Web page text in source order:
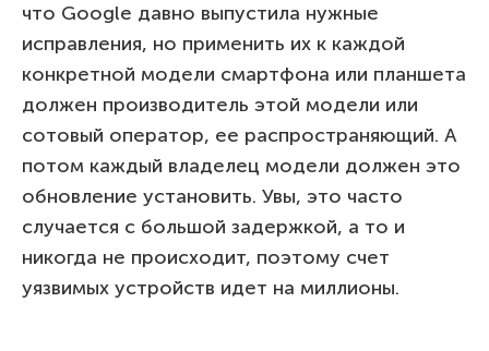
что Google давно выпустила нужные
исправления, но применить их к каждой
конкретной модели смартфона или планшета
должен производитель этой модели или
сотовый оператор, ее распространяющий. А
потом каждый владелец модели должен это
обновление установить. Увы, это часто
случается с большой задержкой, а то и
никогда не происходит, поэтому счет
уязвимых устройств идет на миллионы.